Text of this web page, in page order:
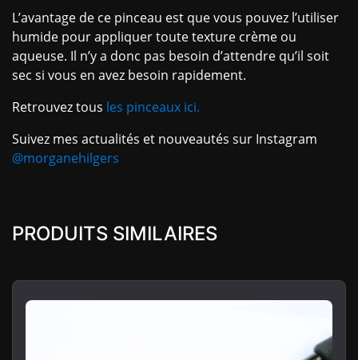
L’avantage de ce pinceau est que vous pouvez l’utiliser
humide pour appliquer toute texture crème ou
aqueuse. Il n’y a donc pas besoin d’attendre qu’il soit
sec si vous en avez besoin rapidement.
Retrouvez tous les pinceaux ici.
Suivez mes actualités et nouveautés sur Instagram
@morganehilgers
PRODUITS SIMILAIRES